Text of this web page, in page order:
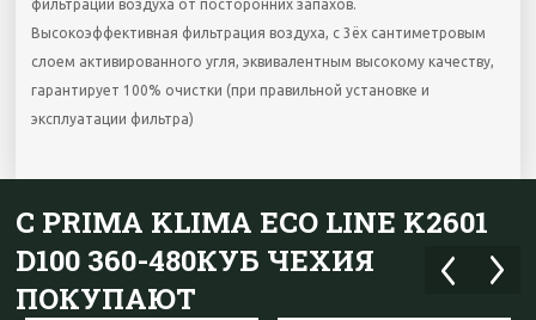
фильтрации воздуха от посторонних запахов.
Высокоэффективная фильтрация воздуха, с 3ёх сантиметровым
слоем активированного угля, эквивалентным высокому качеству,
гарантирует 100% очистки (при правильной установке и
эксплуатации фильтра)
С PRIMA KLIMA ECO LINE K2601
D100 360-480КУБ ЧЕХИЯ
ПОКУПАЮТ